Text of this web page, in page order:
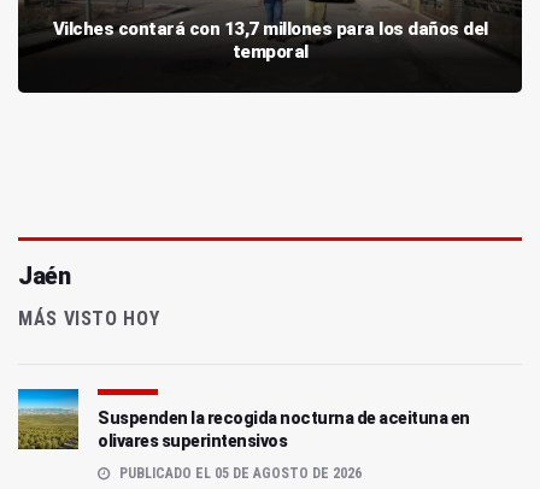
Vilches contará con 13,7 millones para los daños del
temporal
Jaén
MÁS VISTO HOY
Suspenden la recogida nocturna de aceituna en
olivares superintensivos
PUBLICADO EL 05 DE AGOSTO DE 2026